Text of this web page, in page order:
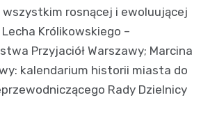
rosnącej i ewoluującej
Królikowskiego –
Przyjaciół Warszawy; Marcina
kalendarium historii miasta do
Rady Dzielnicy